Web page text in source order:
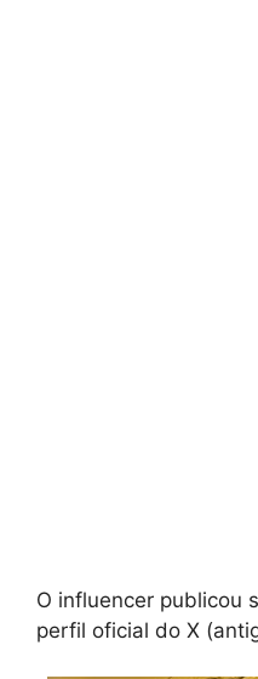
O influencer publicou
perfil oficial do X